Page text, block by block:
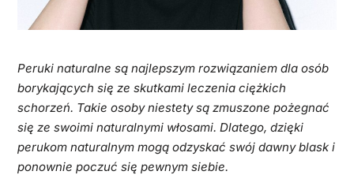
Peruki naturalne są najlepszym rozwiązaniem dla osób
borykających się ze skutkami leczenia ciężkich
schorzeń. Takie osoby niestety są zmuszone pożegnać
się ze swoimi naturalnymi włosami. Dlatego, dzięki
perukom naturalnym mogą odzyskać swój dawny blask i
ponownie poczuć się pewnym siebie.